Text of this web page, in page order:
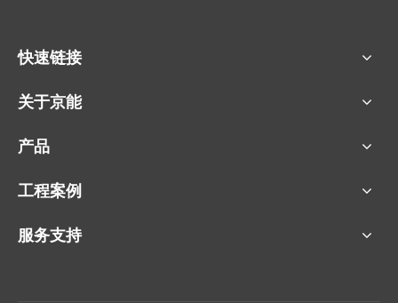
快速链接
关于京能
产品
工程案例
服务支持